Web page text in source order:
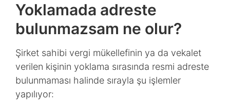
Yoklamada adreste
bulunmazsam ne olur?
Şirket sahibi vergi mükellefinin ya da vekalet
verilen kişinin yoklama sırasında resmi adreste
bulunmaması halinde sırayla şu işlemler
yapılıyor: